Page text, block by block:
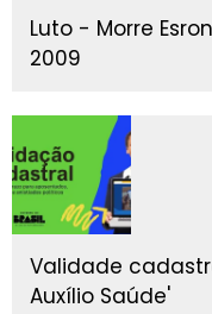
Luto - Morre
2009
Validade
Auxílio Saúde'